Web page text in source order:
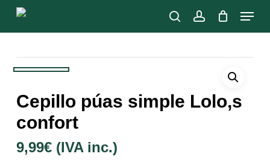
Skip
main
Menu
Cepillo púas simple Lolo,s
confort
9,99€ (IVA inc.)
Close